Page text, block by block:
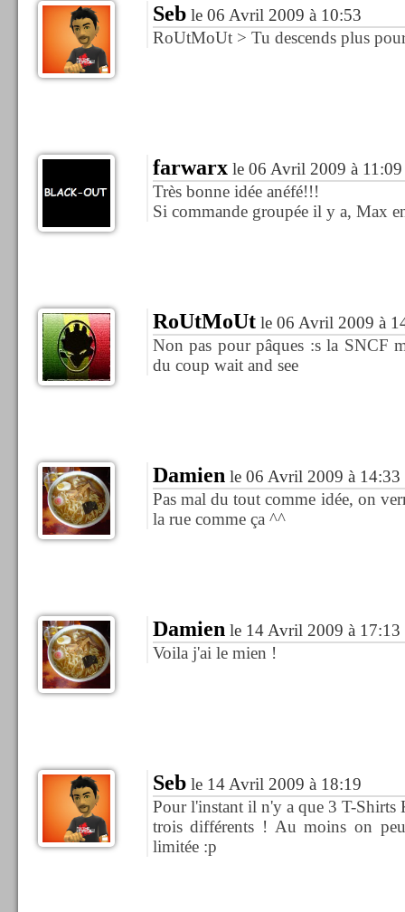
Seble 06 Avril 2009 à 10:53
RoUtMoUt > Tu descends plus
farwarxle 06 Avril 2009 à 11:09
Très bonne idée anéfé!!!
Si commande groupée il y a, Max
RoUtMoUtle 06 Avril 2009 à
Non pas pour pâques :s la SNCF
du coup wait and see
Damien le 06 Avril 2009 à 14:33
Pas mal du tout comme idée, on
la rue comme ça ^^
Damien le 14 Avril 2009 à 17:13
Voila j'ai le mien !
Seble 14 Avril 2009 à 18:19
Pour l'instant il n'y a que 3 T-
trois différents ! Au moins on
limitée :p